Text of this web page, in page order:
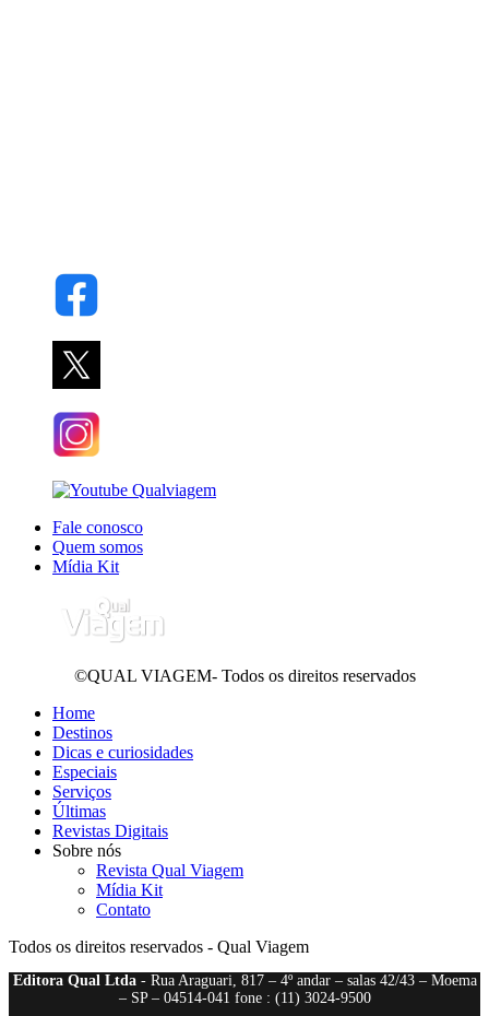
Fale conosco
Quem somos
Mídia Kit
©QUAL VIAGEM- Todos os direitos reservados
Home
Destinos
Dicas e curiosidades
Especiais
Serviços
Últimas
Revistas Digitais
Sobre nós
Revista Qual Viagem
Mídia Kit
Contato
Todos os direitos reservados - Qual Viagem
Editora Qual Ltda- Rua Araguari, 817 – 4º andar – salas 42/43 – Moema
– SP – 04514-041 fone : (11) 3024-9500